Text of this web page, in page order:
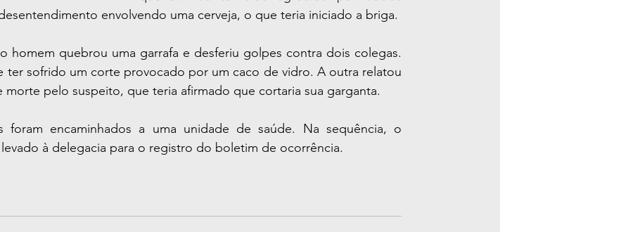
envolvendo uma cerveja, o que teria iniciado a briga.
homem quebrou uma garrafa e desferiu golpes contra dois colegas.
ter sofrido um corte provocado por um caco de vidro. A outra relatou
morte pelo suspeito, que teria afirmado que cortaria sua garganta.
foram encaminhados a uma unidade de saúde. Na sequência, o
à delegacia para o registro do boletim de ocorrência.